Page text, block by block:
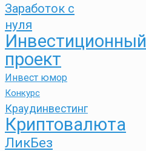
Заработок с
нуля
Инвестиционный
проект
Инвест юмор
Конкурс
Краудинвестинг
Криптовалюта
ЛикБез